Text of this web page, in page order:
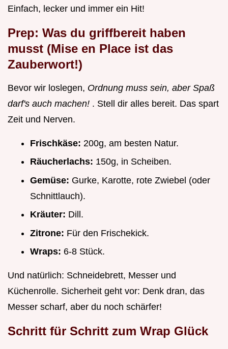
Einfach, lecker und immer ein Hit!
Prep: Was du griffbereit haben
musst (Mise en Place ist das
Zauberwort!)
Bevor wir loslegen, Ordnung muss sein, aber Spaß
darf's auch machen! . Stell dir alles bereit. Das spart
Zeit und Nerven.
Frischkäse: 200g, am besten Natur.
Räucherlachs: 150g, in Scheiben.
Gemüse: Gurke, Karotte, rote Zwiebel (oder
Schnittlauch).
Kräuter: Dill.
Zitrone: Für den Frischekick.
Wraps: 6-8 Stück.
Und natürlich: Schneidebrett, Messer und
Küchenrolle. Sicherheit geht vor: Denk dran, das
Messer scharf, aber du noch schärfer!
Schritt für Schritt zum Wrap Glück